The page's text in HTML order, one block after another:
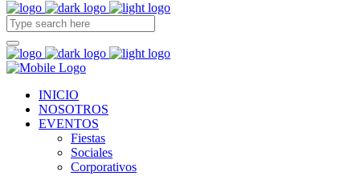
INICIO
NOSOTROS
EVENTOS
Fiestas
Sociales
Corporativos